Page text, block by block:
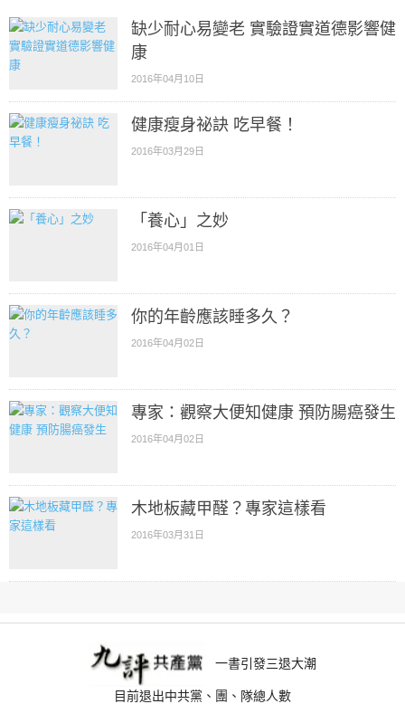
缺少耐心易變老 實驗證實道德影響健
康
2016年04月10日
健康瘦身祕訣 吃早餐！
2016年03月29日
「養心」之妙
2016年04月01日
你的年齡應該睡多久？
2016年04月02日
專家：觀察大便知健康 預防腸癌發生
2016年04月02日
木地板藏甲醛？專家這樣看
2016年03月31日
一書引發三退大潮
目前退出中共黨、團、隊總人數